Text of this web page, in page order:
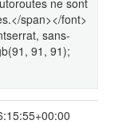
ne sont
span></font>
sans-
91, 91);